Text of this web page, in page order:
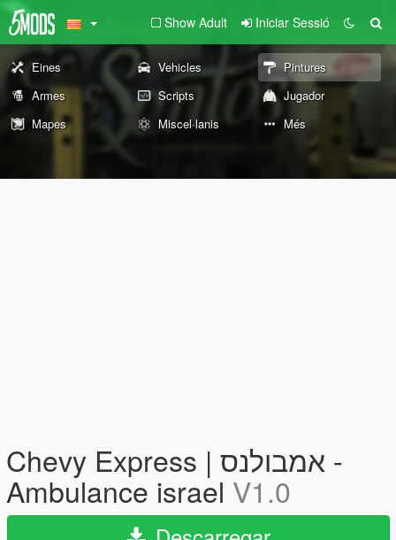
Show Adult Iniciar Sessió
Eines Vehicles
Pintures
Armes
Scripts
Jugador
Mapes
Miscel·lanis Més
Chevy Express | אמבולנס -
Ambulance israel V1.0